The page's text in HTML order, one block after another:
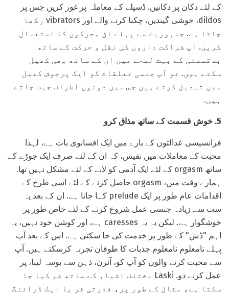
کے لئے دکان پر دکانیں. ڈسپلے کے معاملہ پر غور کریں جس پر
dildos، خوشی گیندیں، چکنا کرنے والے اور vibrators رکھا
جاتا ہے. جمہوریت سے پہلے ان محرکوں کا استعمال
کریں. آپ شراکت داروں کی نقل و حرکت کے ساتھ
بدقسمتی کے بہت لمحے میں ان کے ساتھ بھی کھیل
سکتے ہیں. تو آپ جنسی تعلقات کو ایک پرجوش کھیل
میں تبدیل کرتے ہیں جس میں دونوں اطراف جیت جاتے
ہیں.
5. خوش قسمت کے ساتھ مذاق کرو
فرانسیسی عدالتوں کے بارے میں ایک افسانوی بات ہے، لہذا
محبت کے معاملات میں نفیس، کہ ان کے لئے صرف ایک جوڑے کے
ساتھ orgasm کے لئے ایک آدمی کو لانے کے لئے مشکل نہیں تھا.
ہمارے وقت میں، orgasm حاصل کرنے کے لئے اسی طرح کے
اقدامات عام طور پر ایک prelude کہا جاتا ہے. ان کے بعد یہ
سب سے زیادہ جنسی عمل شروع کرنے کے لئے خاص طور پر
خوشگوار ہے. لیکن یہ یہ caresses ہے، اور کوشن خود نہیں، یہ
اہم "ڈش" کے طور پر خدمت کی جا سکتی ہے. اس کے بعد آپ
پہلے نامعلوم نامعلوم جذبات کا طوفان تجربہ کرسکتے ہیں. آپ
سے محبت کرنے والوں کو آپ کو، آئرن، ذہن سے بوسہ لینا، پر
عمل کرنے دو. Laski مختلف اشیاء کے ساتھ ضم کیا جا
سکتا ہے، مثال کے طور پر، قدرتی فر یا ایک ڈرائنگ